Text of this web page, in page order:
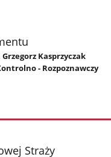
Grzegorz Kasprzyczak
- Rozpoznawczy
Straży